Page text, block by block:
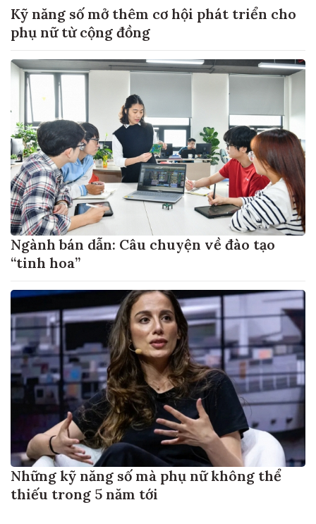
Kỹ năng số mở thêm cơ hội phát triển cho
phụ nữ từ cộng đồng
Ngành bán dẫn: Câu chuyện về đào tạo
“tinh hoa”
Những kỹ năng số mà phụ nữ không thể
thiếu trong 5 năm tới